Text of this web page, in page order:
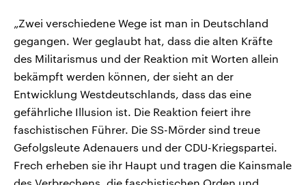
„Zwei verschiedene Wege ist man in Deutschland
gegangen. Wer geglaubt hat, dass die alten Kräfte
des Militarismus und der Reaktion mit Worten allein
bekämpft werden können, der sieht an der
Entwicklung Westdeutschlands, dass das eine
gefährliche Illusion ist. Die Reaktion feiert ihre
faschistischen Führer. Die SS-Mörder sind treue
Gefolgsleute Adenauers und der CDU-Kriegspartei.
Frech erheben sie ihr Haupt und tragen die Kainsmale